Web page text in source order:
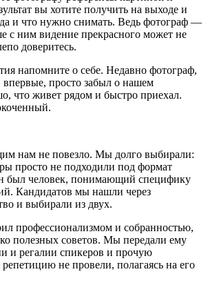
вы хотите получить на выходе и
и что нужно снимать. Ведь фотограф —
с ним видение прекрасного может не
доверитесь.
напомните о себе. Недавно фотограф,
просто забыл о нашем
что живет рядом и быстро приехал.
нам не повезло. Мы долго выбирали:
просто не подходили под формат
был человек, понимающий специфику
Кандидатов мы нашли через
и выбирали из двух.
профессионализмом и собранностью,
полезных советов. Мы передали ему
и регалии спикеров и прочую
не провели, полагаясь на его